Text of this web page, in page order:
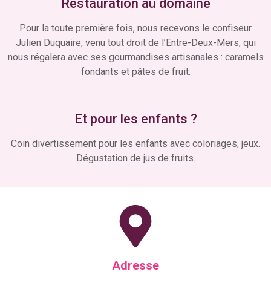
Restauration au domaine
Pour la toute première fois, nous recevons le confiseur
Julien Duquaire, venu tout droit de l’Entre-Deux-Mers, qui
nous régalera avec ses gourmandises artisanales : caramels
fondants et pâtes de fruit.
Et pour les enfants ?
Coin divertissement pour les enfants avec coloriages, jeux.
Dégustation de jus de fruits.
Adresse